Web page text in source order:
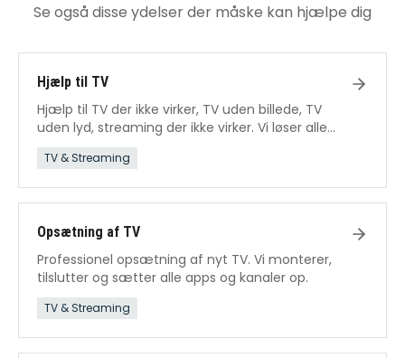
Se også disse ydelser der måske kan hjælpe dig
Hjælp til TV
Hjælp til TV der ikke virker, TV uden billede, TV
uden lyd, streaming der ikke virker. Vi løser alle
TV-problemer.
TV & Streaming
Opsætning af TV
Professionel opsætning af nyt TV. Vi monterer,
tilslutter og sætter alle apps og kanaler op.
TV & Streaming